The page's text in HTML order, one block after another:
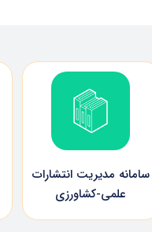
سامانه مدیریت انتشارات
علمی-کشاورزی